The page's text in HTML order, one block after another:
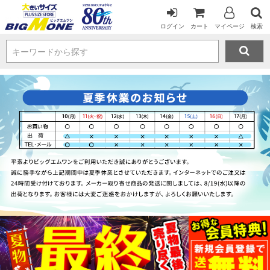
ログイン カート マイページ 検索
キーワードから探す